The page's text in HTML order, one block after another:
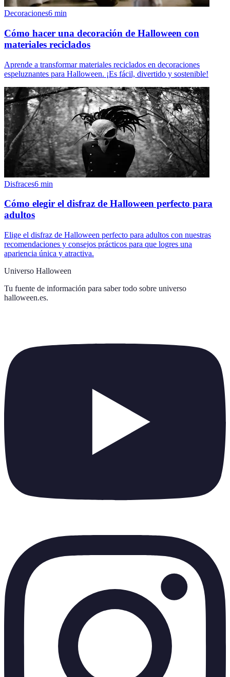
Decoraciones6 min
Cómo hacer una decoración de Halloween con
materiales reciclados
Aprende a transformar materiales reciclados en decoraciones
espeluznantes para Halloween. ¡Es fácil, divertido y sostenible!
Disfraces6 min
Cómo elegir el disfraz de Halloween perfecto para
adultos
Elige el disfraz de Halloween perfecto para adultos con nuestras
recomendaciones y consejos prácticos para que logres una
apariencia única y atractiva.
Universo Halloween
Tu fuente de información para saber todo sobre universo
halloween.es.